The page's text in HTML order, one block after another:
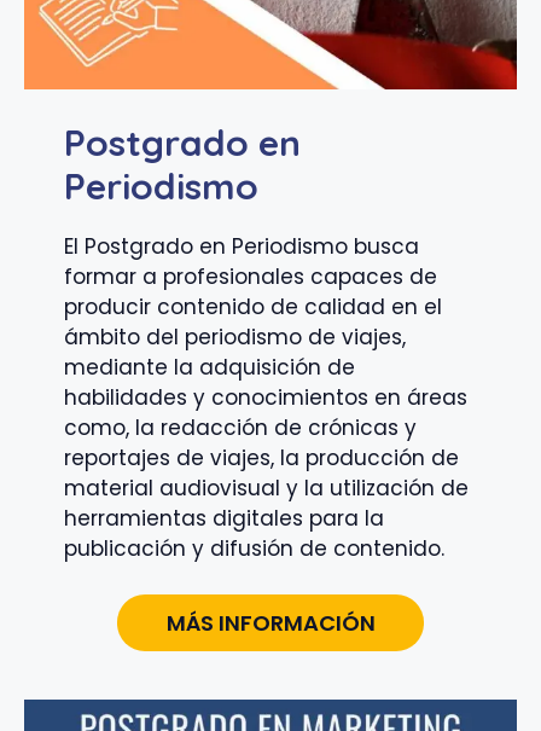
Postgrado en
Periodismo
El Postgrado en Periodismo busca
formar a profesionales capaces de
producir contenido de calidad en el
ámbito del periodismo de viajes,
mediante la adquisición de
habilidades y conocimientos en áreas
como, la redacción de crónicas y
reportajes de viajes, la producción de
material audiovisual y la utilización de
herramientas digitales para la
publicación y difusión de contenido.
MÁS INFORMACIÓN